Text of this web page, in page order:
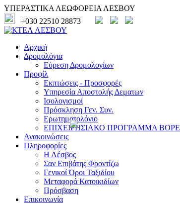
ΥΠΕΡΑΣΤΙΚΑ ΛΕΩΦΟΡΕΙΑ ΛΕΣΒΟΥ
+030 22510 28873
Αρχική
Δρομολόγια
Εύρεση Δρομολογίων
Προφίλ
Εκπτώσεις - Προσφορές
Υπηρεσία Αποστολής Δεματων
Ισολογισμοί
Πρόσκληση Γεν. Συν.
Ερωτηματολόγιο
ΕΠΙΧΕΙΡΗΣΙΑΚΟ ΠΡΟΓΡΑΜΜΑ
Ανακοινώσεις
Πληροφορίες
Η Λέσβος
Σαν Επιβάτης Φροντίζω
Γενικοί Όροι Ταξιδίου
Μεταφορά Κατοικιδίων
Πρόσβαση
Επικοινωνία